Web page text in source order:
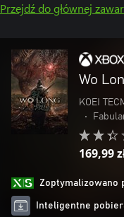
Przejdź do głównej
Wo
KOEI
•
169,99
Zoptymalizowano
Inteligentne